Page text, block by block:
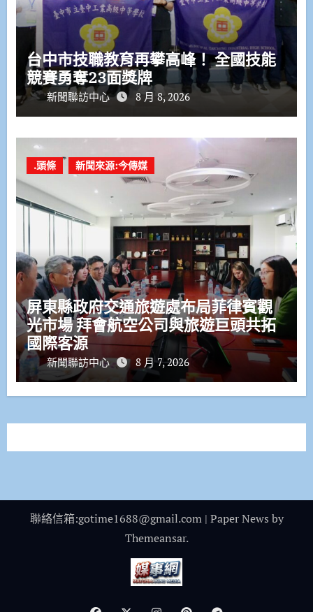
台中市技職教育再攀高峰！ 全國技能
競賽勇奪23面獎牌
新聞聯訪中心 8 月 8, 2026
.頭條 新聞來源:今傳媒
屏東縣政府交通旅遊處布局菲律賓觀
光市場 拜會航空公司與旅遊巨頭共拓
國際客源
新聞聯訪中心 8 月 7, 2026
聯絡信箱:gotime1688@gmail.com | Paper News by
Themeansar.